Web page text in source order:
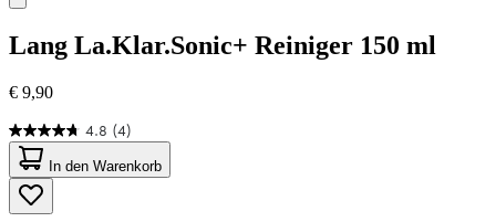
Lang La.Klar.Sonic+ Reiniger 150 ml
€ 9,90
4.8 (4)
4.8
von
5
Sternen.
In den Warenkorb